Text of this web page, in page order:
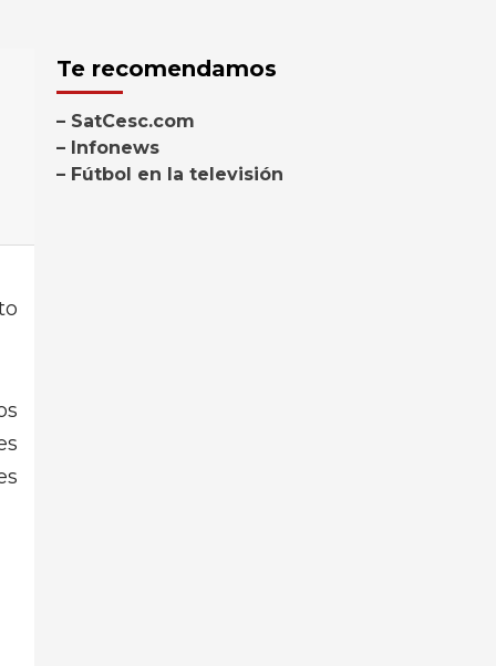
Te recomendamos
– SatCesc.com
– Infonews
– Fútbol en la televisión